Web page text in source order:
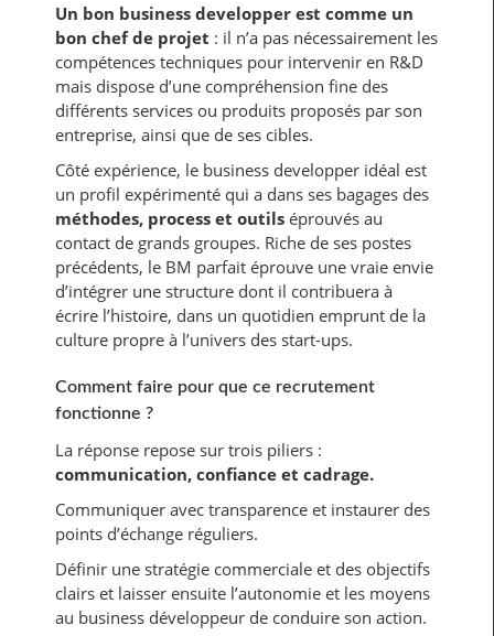
Un bon business developper est comme un
bon chef de projet : il n’a pas nécessairement les
compétences techniques pour intervenir en R&D
mais dispose d’une compréhension fine des
différents services ou produits proposés par son
entreprise, ainsi que de ses cibles.
Côté expérience, le business developper idéal est
un profil expérimenté qui a dans ses bagages des
méthodes, process et outils éprouvés au
contact de grands groupes. Riche de ses postes
précédents, le BM parfait éprouve une vraie envie
d’intégrer une structure dont il contribuera à
écrire l’histoire, dans un quotidien emprunt de la
culture propre à l’univers des start-ups.
Comment faire pour que ce recrutement
fonctionne ?
La réponse repose sur trois piliers :
communication, confiance et cadrage.
Communiquer avec transparence et instaurer des
points d’échange réguliers.
Définir une stratégie commerciale et des objectifs
clairs et laisser ensuite l’autonomie et les moyens
au business développeur de conduire son action.